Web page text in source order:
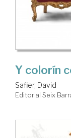
Y colorín
Safier, David
Editorial Seix